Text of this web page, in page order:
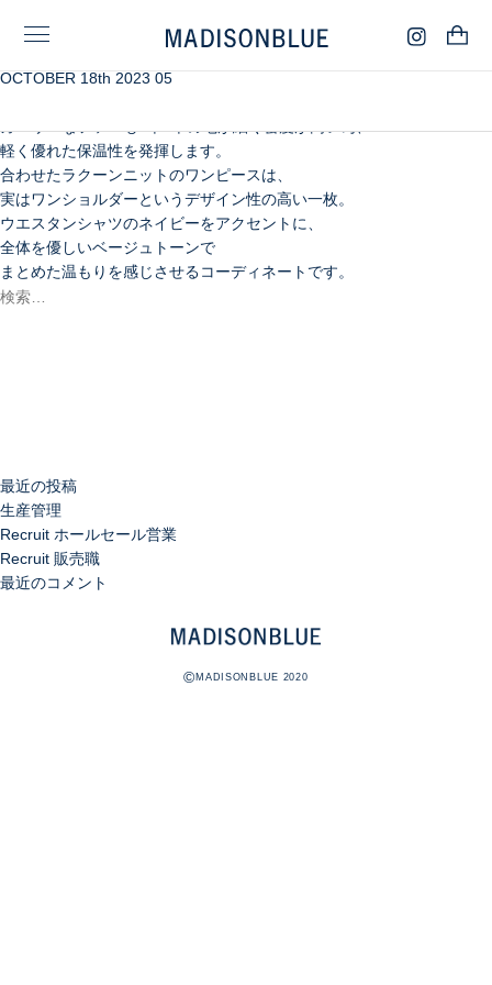
OCTOBER 18th 2023 05
トルコでなめされたムートンは、
軽く優れた保温性を発揮します。
合わせたラクーンニットのワンピースは、
実はワンショルダーというデザイン性の高い一枚。
ウエスタンシャツのネイビーをアクセントに、
全体を優しいベージュトーンで
まとめた温もりを感じさせるコーディネートです。
検
最近の投稿
生産管理
Recruit ホールセール営業
Recruit 販売職
最近のコメント
©MADISONBLUE 2020